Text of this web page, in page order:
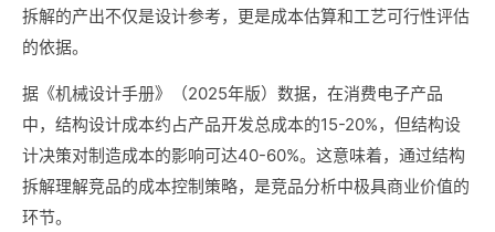
拆解的产出不仅是设计参考，更是成本估算和工艺可行性评估
的依据。
据《机械设计手册》（2025年版）数据，在消费电子产品
中，结构设计成本约占产品开发总成本的15-20%，但结构设
计决策对制造成本的影响可达40-60%。这意味着，通过结构
拆解理解竞品的成本控制策略，是竞品分析中极具商业价值的
环节。